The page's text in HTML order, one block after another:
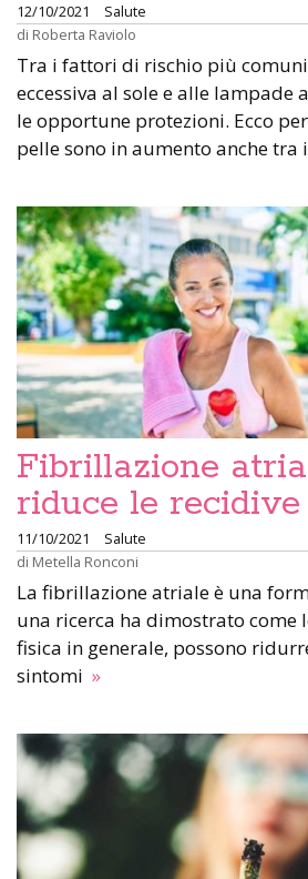
12/10/2021
Salute
di Roberta Raviolo
Tra i fattori di rischio più
eccessiva al sole e alle lampade
le opportune protezioni. Ecco
pelle sono in aumento anche tra
Fibrillazione
riduce le recidive
11/10/2021
Salute
di Metella Ronconi
La fibrillazione atriale è una
una ricerca ha dimostrato come
fisica in generale, possono
sintomi »